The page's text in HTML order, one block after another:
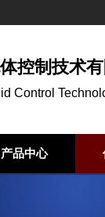
控制技术
Control
产品中心